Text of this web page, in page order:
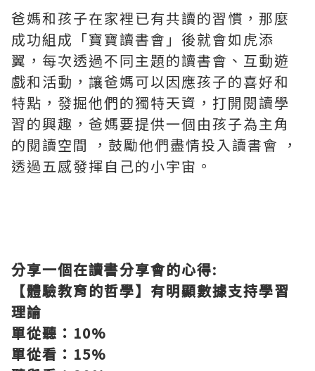
爸媽和孩子在家裡已有共讀的習慣，那麼
成功組成「寶寶讀書會」後就會如虎添
翼，每次透過不同主題的讀書會、互動遊
戲和活動，讓爸媽可以因應孩子的喜好和
特點，發掘他們的獨特天資，打開閱讀學
習的興趣，爸媽要提供一個由孩子為主角
的閱讀空間 ，鼓勵他們盡情投入讀書會 ，
透過五感發揮自己的小宇宙。
分享一個在讀書分享會的心得:
【體驗教育的哲學】有明顯數據支持學習
理論
單從聽：10%
單從看：15%